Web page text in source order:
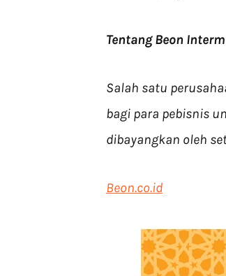
Tentang Beon
Salah satu
bagi para pebisnis
dibayangkan oleh
Beon.co.id